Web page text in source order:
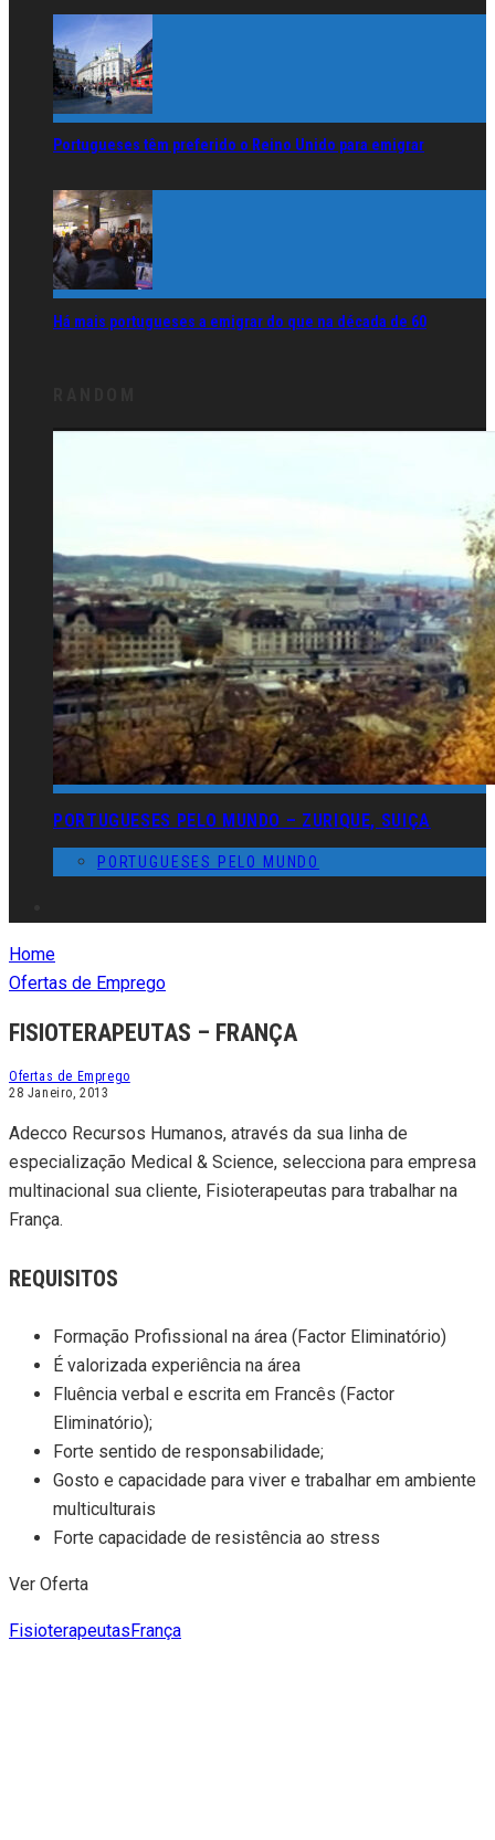
Portugueses têm preferido o Reino Unido para emigrar
Há mais portugueses a emigrar do que na década de 60
PORTUGUESES PELO MUNDO – ZURIQUE, SUIÇA
PORTUGUESES PELO MUNDO
Home
Ofertas de Emprego
FISIOTERAPEUTAS – FRANÇA
Ofertas de Emprego
28 Janeiro, 2013
Adecco Recursos Humanos, através da sua linha de
especialização Medical & Science, selecciona para empresa
multinacional sua cliente, Fisioterapeutas para trabalhar na
França.
REQUISITOS
Formação Profissional na área (Factor Eliminatório)
É valorizada experiência na área
Fluência verbal e escrita em Francês (Factor
Eliminatório);
Forte sentido de responsabilidade;
Gosto e capacidade para viver e trabalhar em ambiente
multiculturais
Forte capacidade de resistência ao stress
Ver Oferta
FisioterapeutasFrança